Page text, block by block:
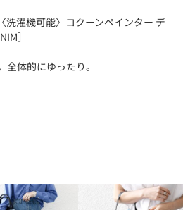
洗濯機可能〉コクーンペインター デ
］
体的にゆったり。